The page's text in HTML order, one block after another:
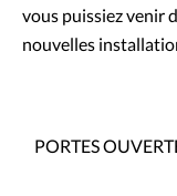
vous puissiez venir
nouvelles
PORTES